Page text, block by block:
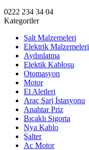
0222 234 34 04
Kategoriler
Şalt Malzemeleri
Elektrik Malzemeleri
Aydınlatma
Elektik Kablosu
Otomasyon
Motor
El Aletleri
Araç Şarj İstasyonu
Anahtar Priz
Bıçaklı Sigorta
Nya Kablo
Şalter
Ac Motor